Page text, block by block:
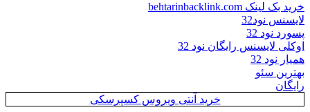
خرید بک لینک behtarinbacklink.com
لایسنس نود32
پسورد نود 32
اوکلی لایسنس رایگان نود 32
همیار نود 32
بهترین سئو
رایگان
خرید آنتی ویروس کسپرسکی